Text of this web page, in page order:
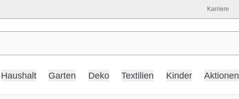
Haushalt Garten Deko Textilien Kinder Aktionen
Karriere